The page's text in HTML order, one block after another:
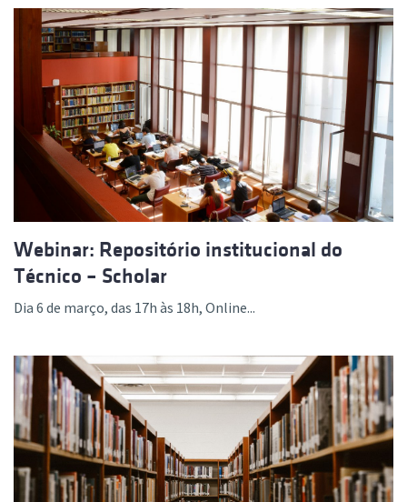
Webinar: Repositório institucional do
Técnico – Scholar
Dia 6 de março, das 17h às 18h, Online...